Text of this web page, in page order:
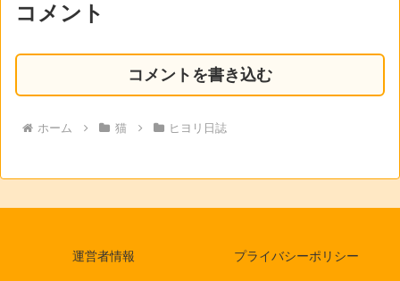
コメント
コメントを書き込む
ホーム 猫 ヒヨリ日誌
運営者情報 プライバシーポリシー